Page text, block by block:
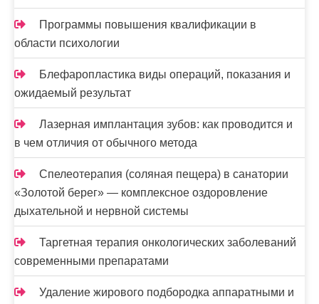
Программы повышения квалификации в
области психологии
Блефаропластика виды операций, показания и
ожидаемый результат
Лазерная имплантация зубов: как проводится и
в чем отличия от обычного метода
Спелеотерапия (соляная пещера) в санатории
«Золотой берег» — комплексное оздоровление
дыхательной и нервной системы
Таргетная терапия онкологических заболеваний
современными препаратами
Удаление жирового подбородка аппаратными и